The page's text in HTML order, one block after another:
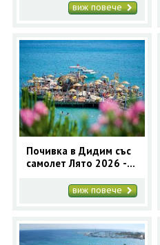
виж повече
Почивка в Дидим със
самолет Лято 2026 - 7
виж повече